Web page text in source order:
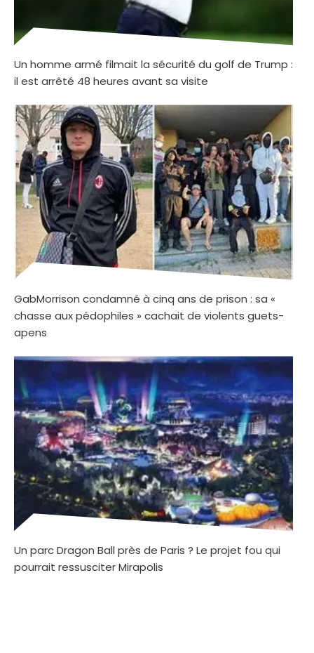
Un homme armé filmait la sécurité du golf de Trump :
il est arrêté 48 heures avant sa visite
GabMorrison condamné à cinq ans de prison : sa «
chasse aux pédophiles » cachait de violents guets-
apens
Un parc Dragon Ball près de Paris ? Le projet fou qui
pourrait ressusciter Mirapolis